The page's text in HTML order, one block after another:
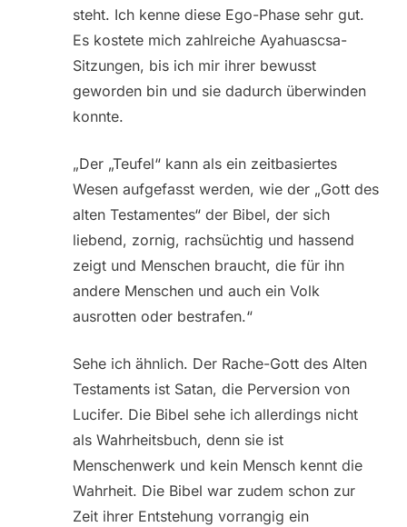
steht. Ich kenne diese Ego-Phase sehr gut.
Es kostete mich zahlreiche Ayahuascsa-
Sitzungen, bis ich mir ihrer bewusst
geworden bin und sie dadurch überwinden
konnte.
„Der „Teufel“ kann als ein zeitbasiertes
Wesen aufgefasst werden, wie der „Gott des
alten Testamentes“ der Bibel, der sich
liebend, zornig, rachsüchtig und hassend
zeigt und Menschen braucht, die für ihn
andere Menschen und auch ein Volk
ausrotten oder bestrafen.“
Sehe ich ähnlich. Der Rache-Gott des Alten
Testaments ist Satan, die Perversion von
Lucifer. Die Bibel sehe ich allerdings nicht
als Wahrheitsbuch, denn sie ist
Menschenwerk und kein Mensch kennt die
Wahrheit. Die Bibel war zudem schon zur
Zeit ihrer Entstehung vorrangig ein